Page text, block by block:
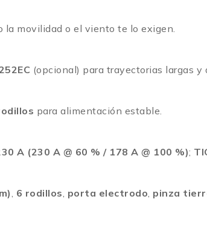
la movilidad o el viento te lo exigen.
(opcional) para trayectorias largas y
para alimentación estable.
A (230 A @ 60 % / 178 A @ 100 %);
, 6 rodillos, porta electrodo, pinza